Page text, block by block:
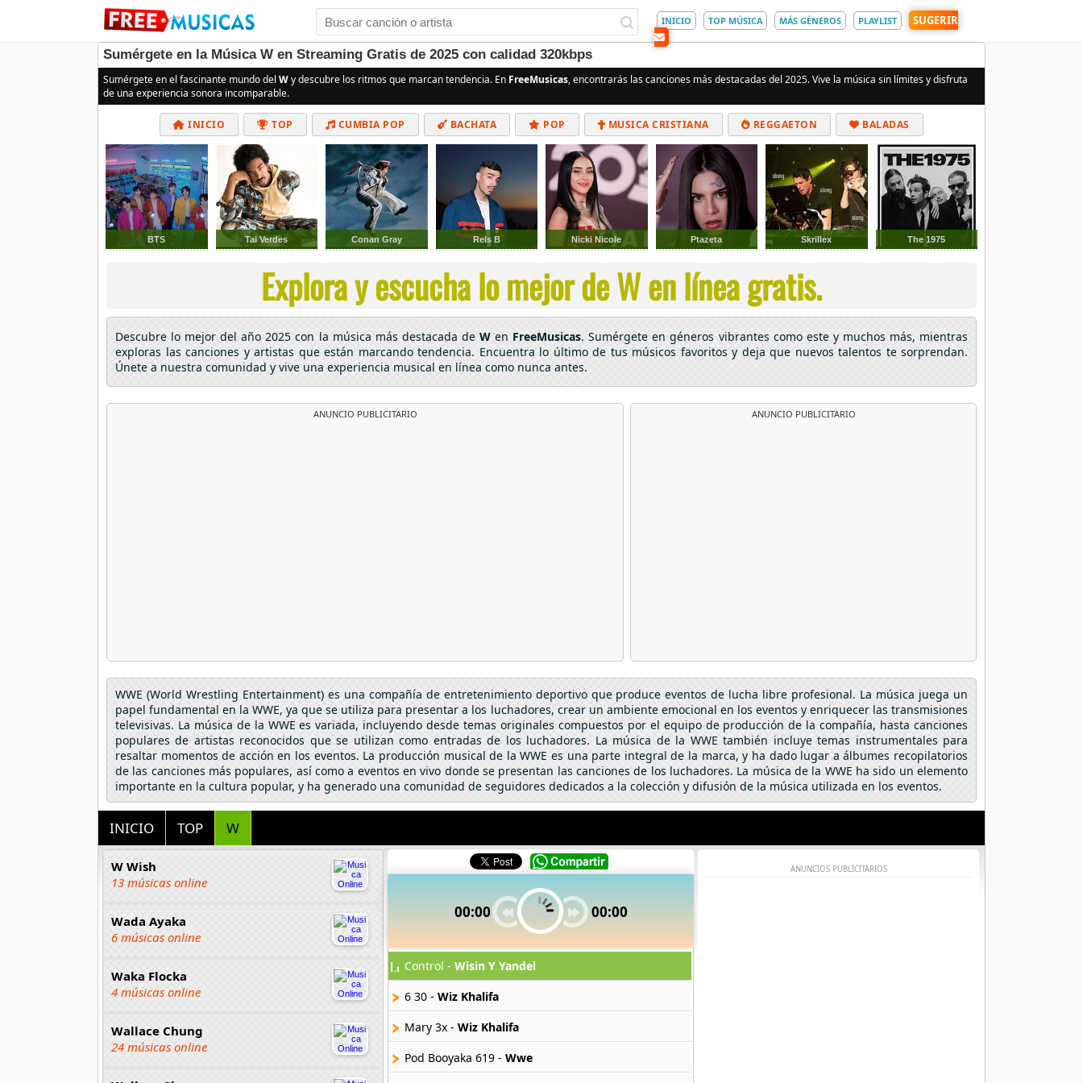
INICIO TOP MÚSICA MÁS GÉNEROS PLAYLIST SUGERIR
Sumérgete en la Música W en Streaming Gratis de 2025 con calidad 320kbps
Sumérgete en el fascinante mundo del Wy descubre los ritmos que marcan tendencia. En FreeMusicas, encontrarás las canciones más destacadas del 2025. Vive la música sin límites y disfruta
de una experiencia sonora incomparable.
INICIO TOP CUMBIA POP BACHATA POP MUSICA CRISTIANA REGGAETON BALADAS
ALTERNATIVO ELECTRÓNICA CUMBIAS
BTS Tai Verdes Conan Gray Rels B Nicki Nicole Ptazeta Skrillex The 1975
Explora y escucha lo mejor de W en línea gratis.
Descubre lo mejor del año 2025 con la música más destacada de W en FreeMusicas. Sumérgete en géneros vibrantes como este y muchos más, mientras
exploras las canciones y artistas que están marcando tendencia. Encuentra lo último de tus músicos favoritos y deja que nuevos talentos te sorprendan.
Únete a nuestra comunidad y vive una experiencia musical en línea como nunca antes.
ANUNCIO PUBLICITARIO ANUNCIO PUBLICITARIO
WWE (World Wrestling Entertainment) es una compañía de entretenimiento deportivo que produce eventos de lucha libre profesional. La música juega un
papel fundamental en la WWE, ya que se utiliza para presentar a los luchadores, crear un ambiente emocional en los eventos y enriquecer las transmisiones
televisivas. La música de la WWE es variada, incluyendo desde temas originales compuestos por el equipo de producción de la compañía, hasta canciones
populares de artistas reconocidos que se utilizan como entradas de los luchadores. La música de la WWE también incluye temas instrumentales para
resaltar momentos de acción en los eventos. La producción musical de la WWE es una parte integral de la marca, y ha dado lugar a álbumes recopilatorios
de las canciones más populares, así como a eventos en vivo donde se presentan las canciones de los luchadores. La música de la WWE ha sido un elemento
importante en la cultura popular, y ha generado una comunidad de seguidores dedicados a la colección y difusión de la música utilizada en los eventos.
INICIO TOP W
W Wish
13 músicas online
Wada Ayaka
6 músicas online
Waka Flocka
4 músicas online
Wallace Chung
24 músicas online
00:00 00:00
Control - Wisin Y Yandel
6 30 - Wiz Khalifa
Mary 3x - Wiz Khalifa
Pod Booyaka 619 - Wwe
ANUNCIOS PUBLICITARIOS